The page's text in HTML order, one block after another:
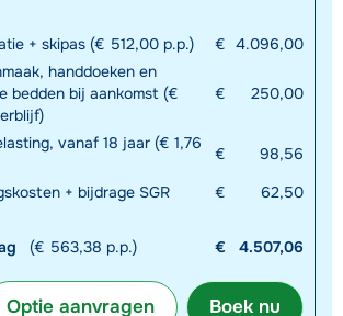
+ skipas (€ 512,00 p.p.) € 4.096,00
handdoeken en
bedden bij aankomst (€
€ 250,00
vanaf 18 jaar (€ 1,76
€
98,56
+ bijdrage SGR € 62,50
(€ 563,38 p.p.) € 4.507,06
Boek nu
Optie aanvragen